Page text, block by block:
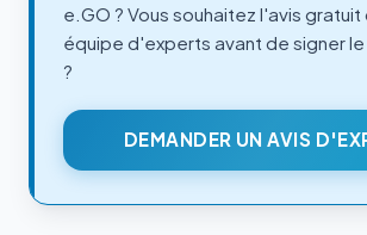
e.GO ? Vous souhaitez l'avis
équipe d'experts avant de signer
?
DEMANDER UN AVIS